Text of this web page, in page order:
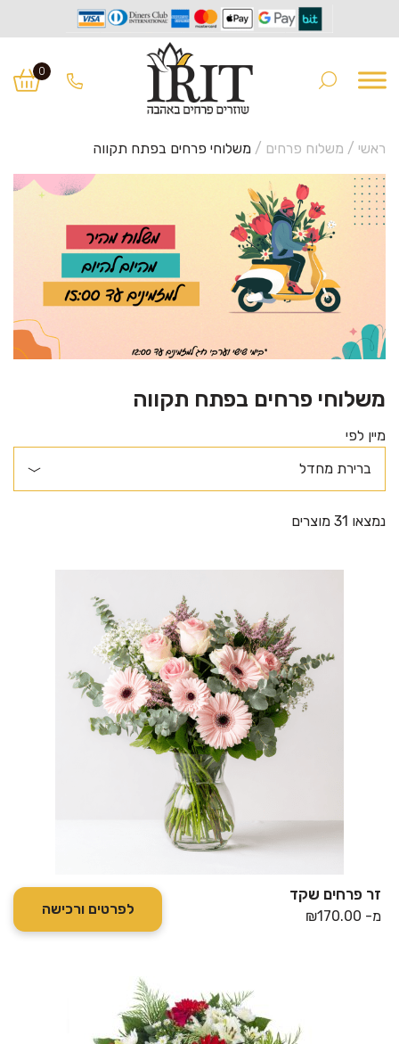
to
navigation
to
content
0
ראשי / משלוח פרחים / משלוחי פרחים בפתח תקווה
משלוחי פרחים בפתח תקווה
מיין לפי
נמצאו 31 מוצרים
זר פרחים שקד
מ- ₪170.00 לפרטים ורכישה